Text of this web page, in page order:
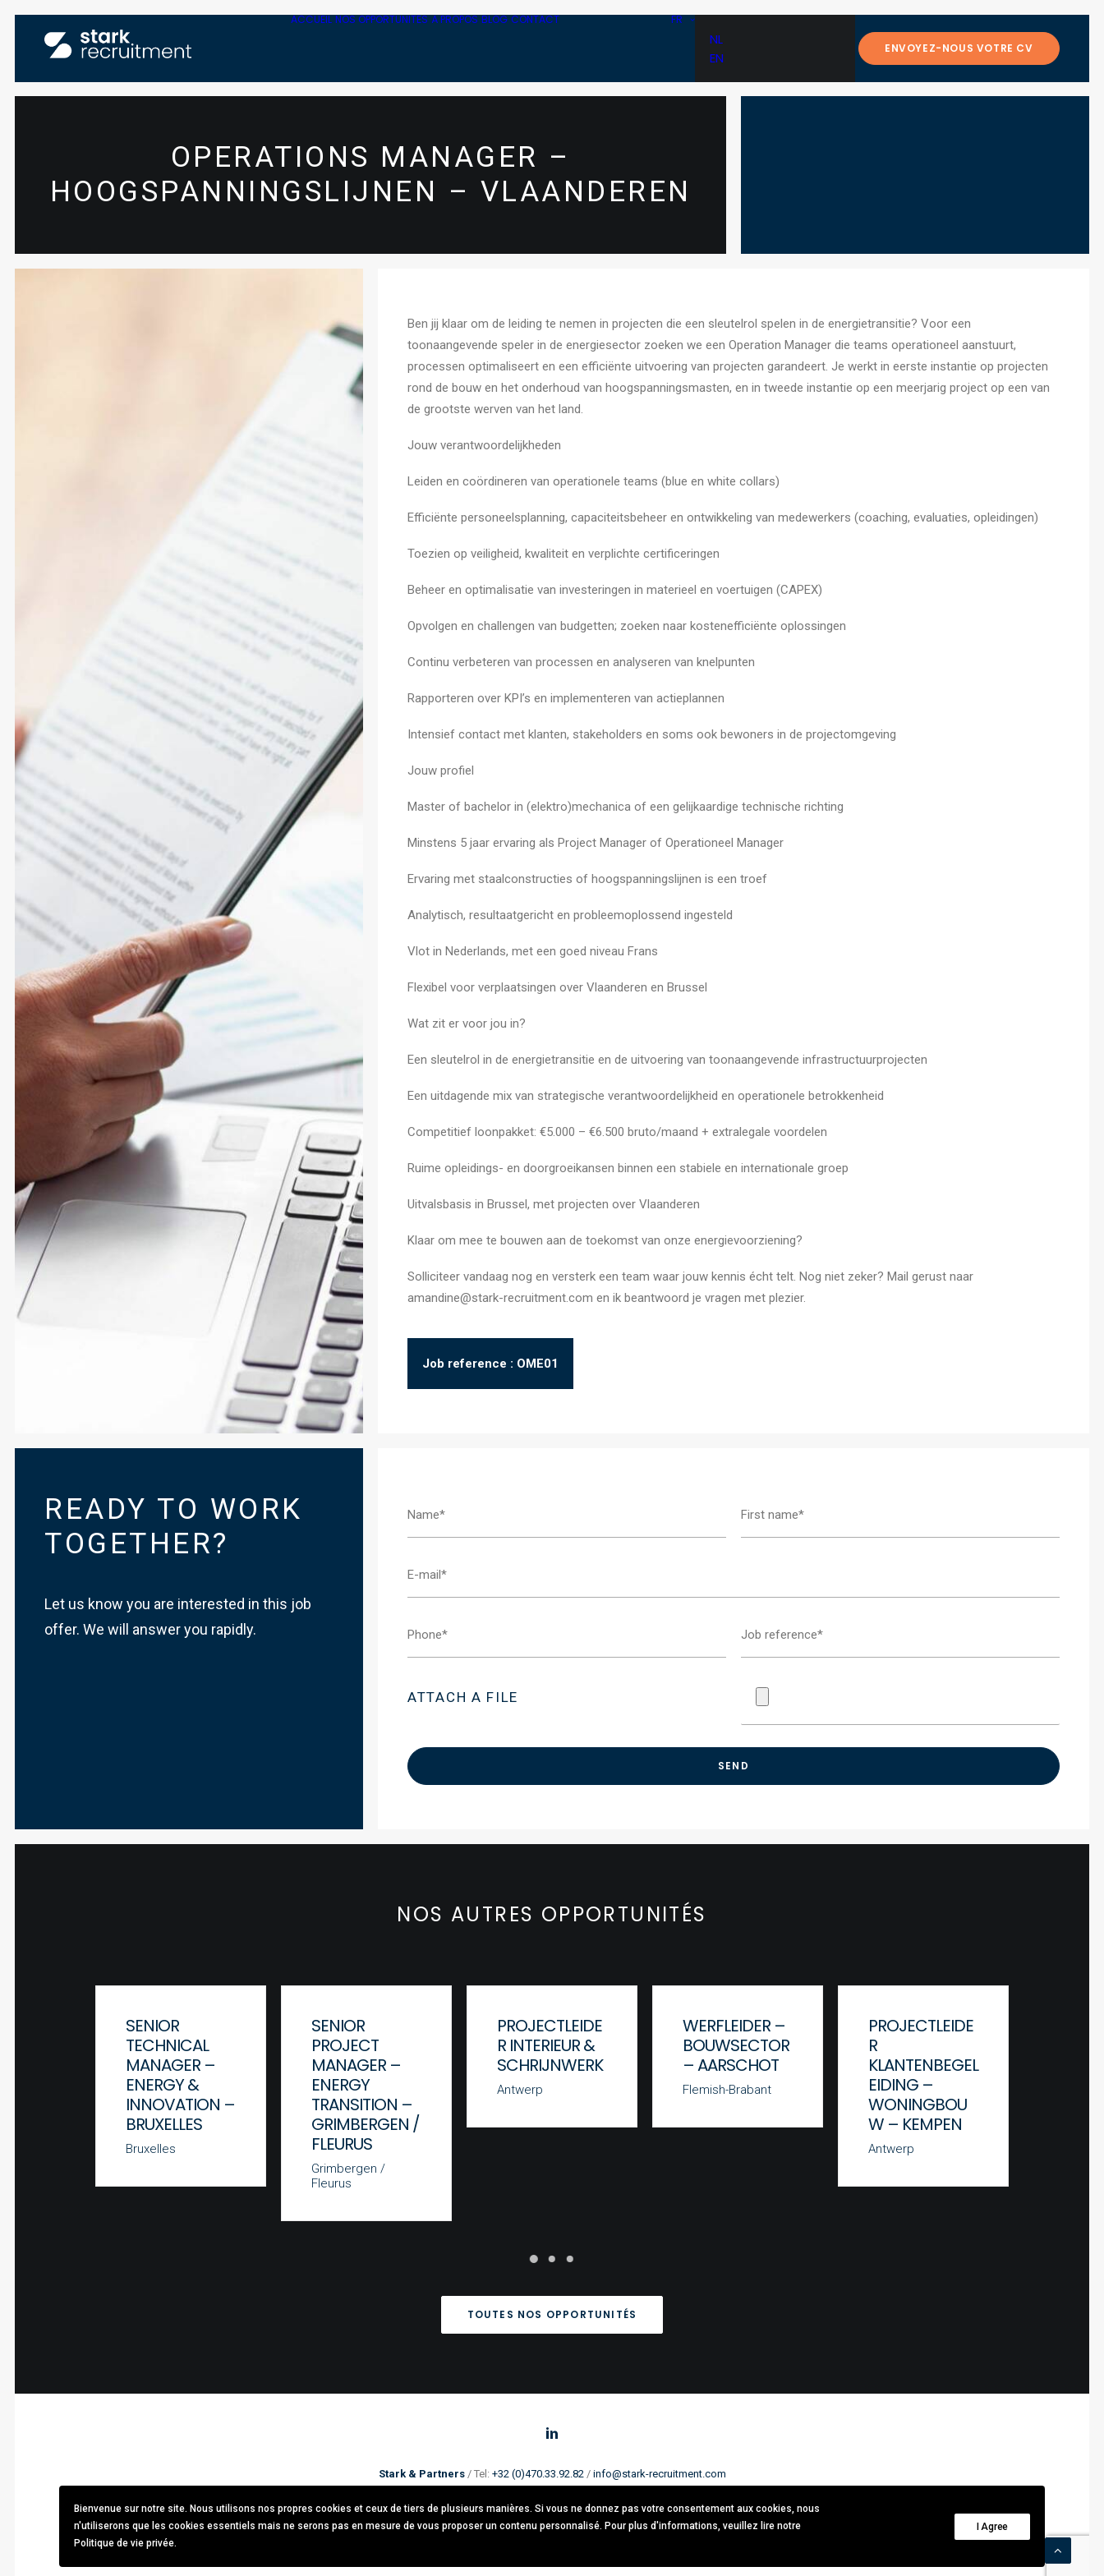
ACCUEIL NOS OPPORTUNITÉS À PROPOS BLOG CONTACT FR
NL
EN
ENVOYEZ-NOUS VOTRE CV
OPERATIONS MANAGER –
HOOGSPANNINGSLIJNEN – VLAANDEREN
Ben jij klaar om de leiding te nemen in projecten die een sleutelrol spelen in de energietransitie? Voor een
toonaangevende speler in de energiesector zoeken we een Operation Manager die teams operationeel aanstuurt,
processen optimaliseert en een efficiënte uitvoering van projecten garandeert. Je werkt in eerste instantie op projecten
rond de bouw en het onderhoud van hoogspanningsmasten, en in tweede instantie op een meerjarig project op een van
de grootste werven van het land.
Jouw verantwoordelijkheden
Leiden en coördineren van operationele teams (blue en white collars)
Efficiënte personeelsplanning, capaciteitsbeheer en ontwikkeling van medewerkers (coaching, evaluaties, opleidingen)
Toezien op veiligheid, kwaliteit en verplichte certificeringen
Beheer en optimalisatie van investeringen in materieel en voertuigen (CAPEX)
Opvolgen en challengen van budgetten; zoeken naar kostenefficiënte oplossingen
Continu verbeteren van processen en analyseren van knelpunten
Rapporteren over KPI’s en implementeren van actieplannen
Intensief contact met klanten, stakeholders en soms ook bewoners in de projectomgeving
Jouw profiel
Master of bachelor in (elektro)mechanica of een gelijkaardige technische richting
Minstens 5 jaar ervaring als Project Manager of Operationeel Manager
Ervaring met staalconstructies of hoogspanningslijnen is een troef
Analytisch, resultaatgericht en probleemoplossend ingesteld
Vlot in Nederlands, met een goed niveau Frans
Flexibel voor verplaatsingen over Vlaanderen en Brussel
Wat zit er voor jou in?
Een sleutelrol in de energietransitie en de uitvoering van toonaangevende infrastructuurprojecten
Een uitdagende mix van strategische verantwoordelijkheid en operationele betrokkenheid
Competitief loonpakket: €5.000 – €6.500 bruto/maand + extralegale voordelen
Ruime opleidings- en doorgroeikansen binnen een stabiele en internationale groep
Uitvalsbasis in Brussel, met projecten over Vlaanderen
Klaar om mee te bouwen aan de toekomst van onze energievoorziening?
Solliciteer vandaag nog en versterk een team waar jouw kennis écht telt. Nog niet zeker? Mail gerust naar
amandine@stark-recruitment.com en ik beantwoord je vragen met plezier.
Job reference : OME01
READY TO WORK
TOGETHER?
Let us know you are interested in this job
offer. We will answer you rapidly.
ATTACH A FILE
NOS AUTRES OPPORTUNITÉS
SENIOR
TECHNICAL
MANAGER –
ENERGY &
INNOVATION –
BRUXELLES
Bruxelles
SENIOR
PROJECT
MANAGER –
ENERGY
TRANSITION –
GRIMBERGEN /
FLEURUS
Grimbergen /
Fleurus
PROJECTLEIDE
R INTERIEUR &
SCHRIJNWERK
Antwerp
WERFLEIDER –
BOUWSECTOR
– AARSCHOT
Flemish-Brabant
PROJECTLEIDE
R
KLANTENBEGEL
EIDING –
WONINGBOU
W – KEMPEN
Antwerp
TOUTES NOS OPPORTUNITÉS
Stark & Partners/ Tel: +32 (0)470.33.92.82/ info@stark-recruitment.com
© 2021 Stark & Partners. All rights reserved.
Bienvenue sur notre site. Nous utilisons nos propres cookies et ceux de tiers de plusieurs manières. Si vous ne donnez pas votre consentement aux cookies, nous
n'utiliserons que les cookies essentiels mais ne serons pas en mesure de vous proposer un contenu personnalisé. Pour plus d'informations, veuillez lire notre
Politique de vie privée.
I Agree